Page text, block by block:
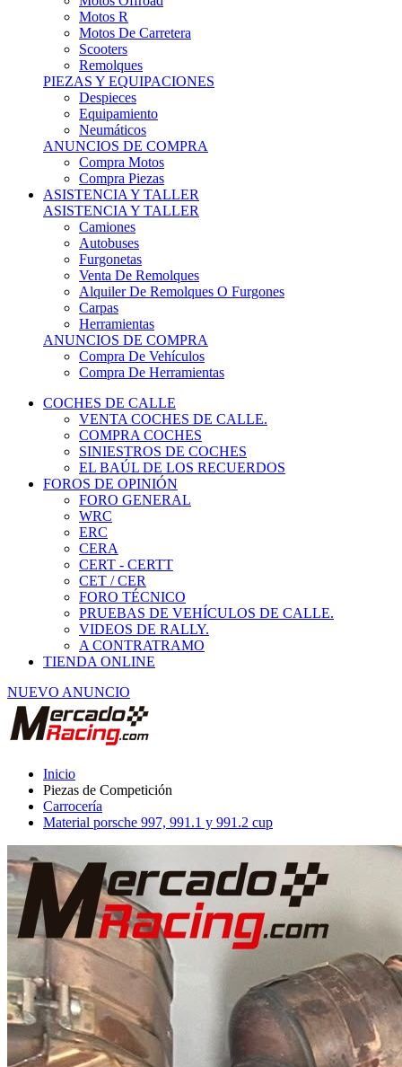
Motos R
Motos De Carretera
Scooters
Remolques
PIEZAS Y EQUIPACIONES
Despieces
Equipamiento
Neumáticos
ANUNCIOS DE COMPRA
Compra Motos
Compra Piezas
ASISTENCIA Y TALLER
ASISTENCIA Y TALLER
Camiones
Autobuses
Furgonetas
Venta De Remolques
Alquiler De Remolques O Furgones
Carpas
Herramientas
ANUNCIOS DE COMPRA
Compra De Vehículos
Compra De Herramientas
COCHES DE CALLE
VENTA COCHES DE CALLE.
COMPRA COCHES
SINIESTROS DE COCHES
EL BAÚL DE LOS RECUERDOS
FOROS DE OPINIÓN
FORO GENERAL
WRC
ERC
CERA
CERT - CERTT
CET / CER
FORO TÉCNICO
PRUEBAS DE VEHÍCULOS DE CALLE.
VIDEOS DE RALLY.
A CONTRATRAMO
TIENDA ONLINE
NUEVO ANUNCIO
Inicio
Piezas de Competición
Carrocería
Material porsche 997, 991.1 y 991.2 cup